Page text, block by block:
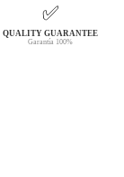
✅
QUALITY GUARANTEE
Garantía 100%